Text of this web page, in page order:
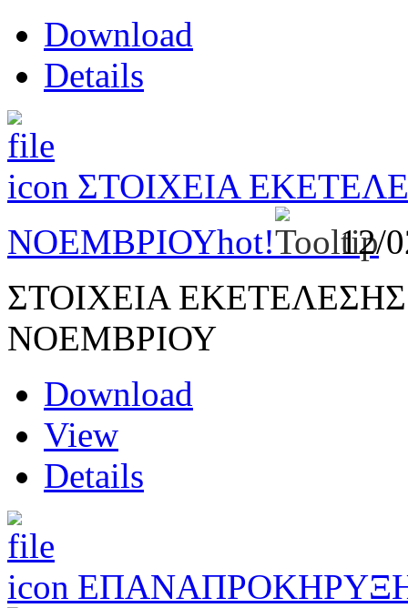
Download
Details
ΣΤΟΙΧΕΙΑ
ΝΟΕΜΒΡΙΟΥhot!
12/
ΣΤΟΙΧΕΙΑ
ΝΟΕΜΒΡΙΟΥ
Download
View
Details